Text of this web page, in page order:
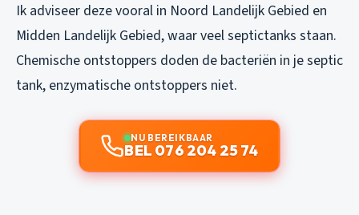
Ik adviseer deze vooral in Noord Landelijk Gebied en
Midden Landelijk Gebied, waar veel septictanks staan.
Chemische ontstoppers doden de bacteriën in je septic
tank, enzymatische ontstoppers niet.
NU BEREIKBAAR
BEL 076 204 25 74